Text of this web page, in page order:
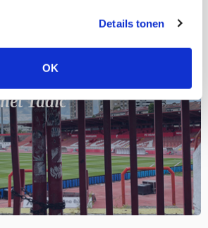
Details tonen
OK
in grauwe bak
Tadic